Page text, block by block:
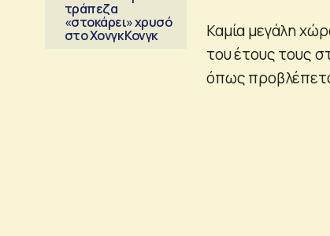
τράπεζα
«στοκάρει» χρυσό
στο Χονγκ Κονγκ
Καμία μεγάλη
του έτους τους
όπως